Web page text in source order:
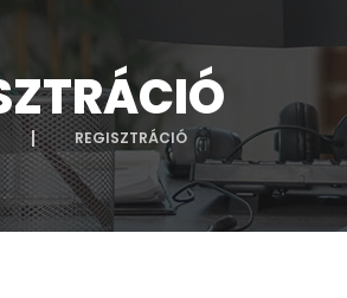
REGISZTRÁCIÓ